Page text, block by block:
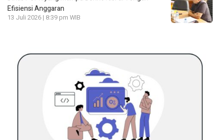
Efisiensi Anggaran
13 Juli 2026 | 8:39 pm WIB